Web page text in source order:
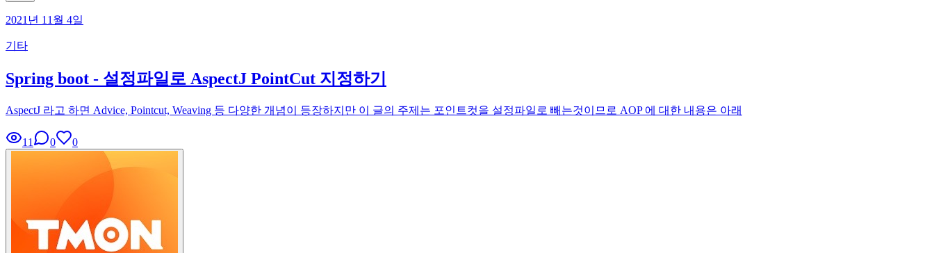
2021년 11월 4일
기타
Spring boot - 설정파일로 AspectJ PointCut 지정하기
AspectJ 라고 하면 Advice, Pointcut, Weaving 등 다양한 개념이 등장하지만 이 글의 주제는 포인트컷을 설정파일로 빼는것이므로 AOP 에 대한 내용은 아래
11 0 0